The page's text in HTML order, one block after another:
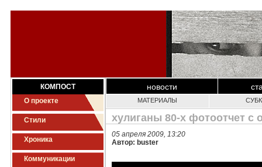
КОМПОСТ
О проекте
Стили
Хроника
Коммуникации
новости
МАТЕРИАЛЫ
хулиганы 80-х фотоотчет с
05 апреля 2009, 13:20
Автор: buster